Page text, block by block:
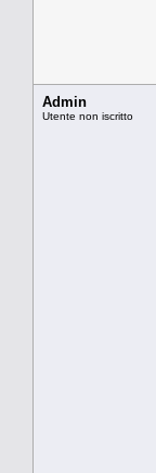
Admin
Utente non iscritto